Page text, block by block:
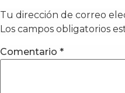
Tu dirección de correo
Los campos obligatorios
Comentario *